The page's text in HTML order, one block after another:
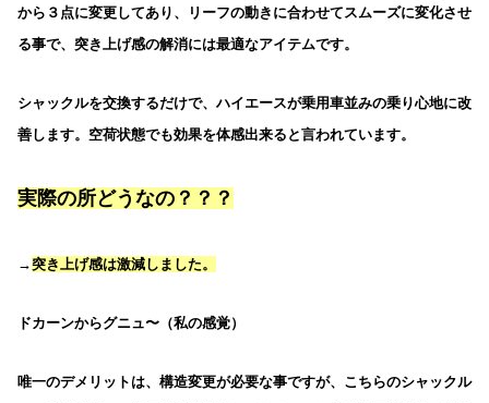
から３点に変更してあり、リーフの動きに合わせてスムーズに変化させ
る事で、突き上げ感の解消には最適なアイテムです。
シャックルを交換するだけで、ハイエースが乗用車並みの乗り心地に改
善します。空荷状態でも効果を体感出来ると言われています。
実際の所どうなの？？？
→突き上げ感は激減しました。
ドカーンからグニュ〜（私の感覚）
唯一のデメリットは、構造変更が必要な事ですが、こちらのシャックル